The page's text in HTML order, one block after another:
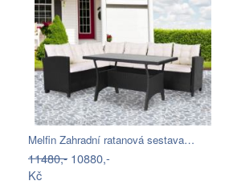
Melfin Zahradní ratanová sestava…
11480,- 10880,-
Kč